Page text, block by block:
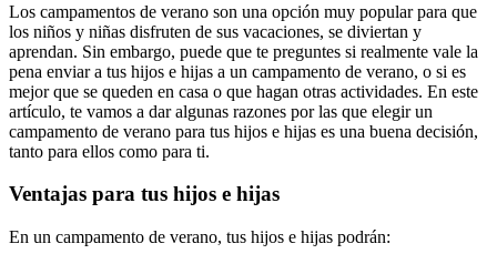
Los campamentos de verano son una opción muy popular para que
los niños y niñas disfruten de sus vacaciones, se diviertan y
aprendan. Sin embargo, puede que te preguntes si realmente vale la
pena enviar a tus hijos e hijas a un campamento de verano, o si es
mejor que se queden en casa o que hagan otras actividades. En este
artículo, te vamos a dar algunas razones por las que elegir un
campamento de verano para tus hijos e hijas es una buena decisión,
tanto para ellos como para ti.
Ventajas para tus hijos e hijas
En un campamento de verano, tus hijos e hijas podrán: